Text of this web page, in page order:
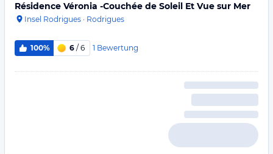
Résidence Véronia -Couchée de Soleil Et Vue sur Mer
Insel Rodrigues · Rodrigues
100% 6 / 6 1 Bewertung